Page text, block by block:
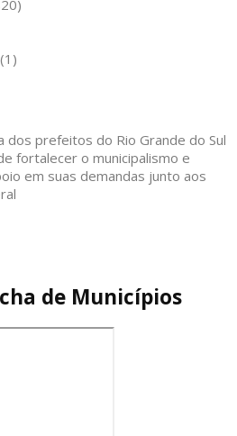
(1)
dos prefeitos do Rio Grande do Sul
fortalecer o municipalismo e
em suas demandas junto aos
de Municípios